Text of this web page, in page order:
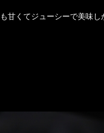
甘くてジューシーで美味し